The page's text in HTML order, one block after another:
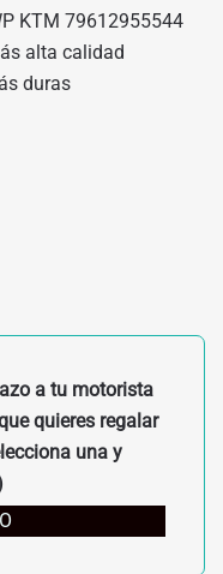
KTM 79612955544
alta calidad
duras
a tu motorista
quieres regalar
una y